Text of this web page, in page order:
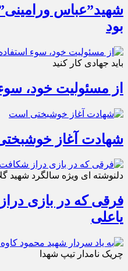
شهید”عباس
بود
باید جهادی کار کنید
از مسئولیت خود،
شهادت آغاز
دلنوشته ای ویژه سالگرد شهید
فرقی که در بازی
یاعلی
چریک نامدار تیپ شهدا